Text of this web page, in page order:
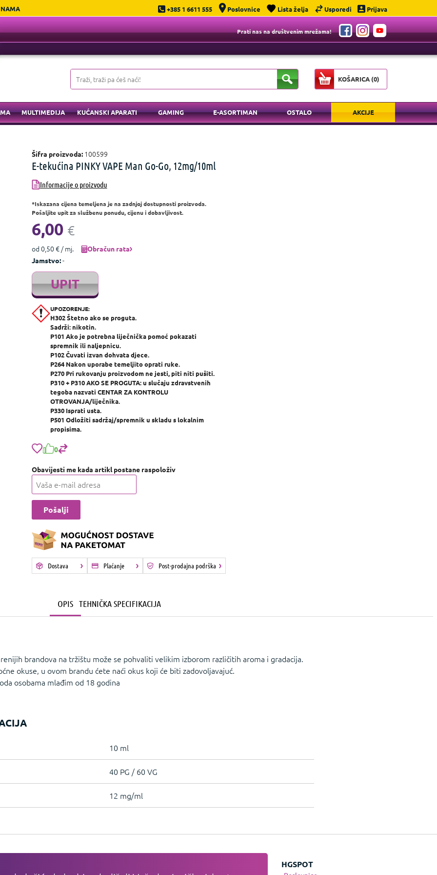
+385 1 6611 555 Poslovnice Lista želja Usporedi Prijava
Prati nas na društvenim mrežama!
KOŠARICA (0)
MULTIMEDIJA KUĆANSKI APARATI GAMING E-ASORTIMAN OSTALO AKCIJE
Šifra proizvoda: 100599
E-tekućina PINKY VAPE Man Go-Go, 12mg/10ml
Informacije o proizvodu
*Iskazana cijena temeljena je na zadnjoj dostupnosti proizvoda.
Pošaljite upit za službenu ponudu, cijenu i dobavljivost.
6,00 €
od 0,50 € / mj.
Obračun rata
Jamstvo:-
UPIT
UPOZORENJE:
H302 Štetno ako se proguta.
Sadrži: nikotin.
P101 Ako je potrebna liječnička pomoć pokazati
spremnik ili naljepnicu.
P102 Čuvati izvan dohvata djece.
P264 Nakon uporabe temeljito oprati ruke.
P270 Pri rukovanju proizvodom ne jesti, piti niti pušiti.
P310 + P310 AKO SE PROGUTA: u slučaju zdravstvenih
tegoba nazvati CENTAR ZA KONTROLU
OTROVANJA/liječnika.
P330 Isprati usta.
P501 Odložiti sadržaj/spremnik u skladu s lokalnim
propisima.
0
Obavijesti me kada artikl postane raspoloživ
Dostava Plaćanje Post-prodajna podrška
OPIS TEHNIČKA SPECIFIKACIJA
brandova na tržištu može se pohvaliti velikim izborom različitih aroma i gradacija.
okuse, u ovom brandu ćete naći okus koji će biti zadovoljavajuć.
osobama mlađim od 18 godina
10 ml
40 PG / 60 VG
12 mg/ml
HGSPOT